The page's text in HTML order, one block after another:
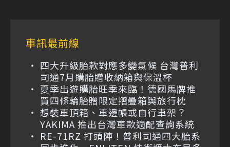
車訊最前線
四大升級胎款對應多變氣候 台灣普利
司通7月購胎贈收納箱與保溫杯
夏季出遊購胎旺季來臨！德國馬牌推
買四條輪胎贈限定摺疊箱與旅行枕
想裝車頂箱、車邊帳或自行車架？
YAKIMA 推出台灣車款適配查詢系統
RE-71RZ 打頭陣！普利司通四大胎系